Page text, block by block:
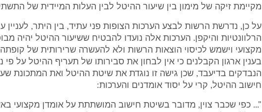
מקיימת זיקה של מימון בין שיעור ההיטל לבין העלות המיידית של
על כן, נדרשת הרשות לבצע הערכות הצופות פני עתיד, בין היתר, לעניין
הרלוונטיות והיקפן. הערכות אלה נועדו להבטיח ששיעור ההיטל יהיה
מקצועי וישמש לכיסוי הוצאות הרשות ולא להעשרה שרירותית של
בענין ארגון הקבלנים כי אין לבחון את סבירותו של תעריף ההיטל על פי
הנבדקים בדיעבד, שכן גישה זו נוגדת את שיטת ההיטל ואת המתכונת
חישוב ההיטל, קרי על יסוד אומדנים והערכות:
"... כפי שכבר צוין, מדובר בשיטת חישוב המושתתת על אומדן מקצועי